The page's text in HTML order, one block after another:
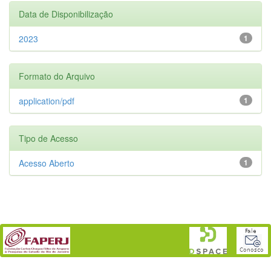
Data de Disponibilização
1
2023
Formato do Arquivo
1
application/pdf
Tipo de Acesso
1
Acesso Aberto